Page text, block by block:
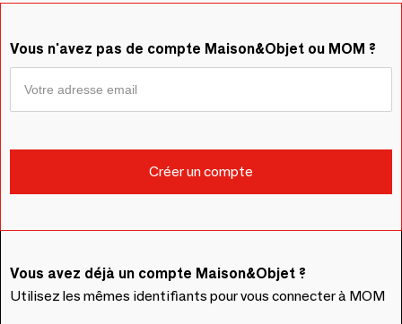
Vous n'avez pas de compte Maison&Objet ou MOM ?
Vous avez déjà un compte Maison&Objet ?
Utilisez les mêmes identifiants pour vous connecter à MOM